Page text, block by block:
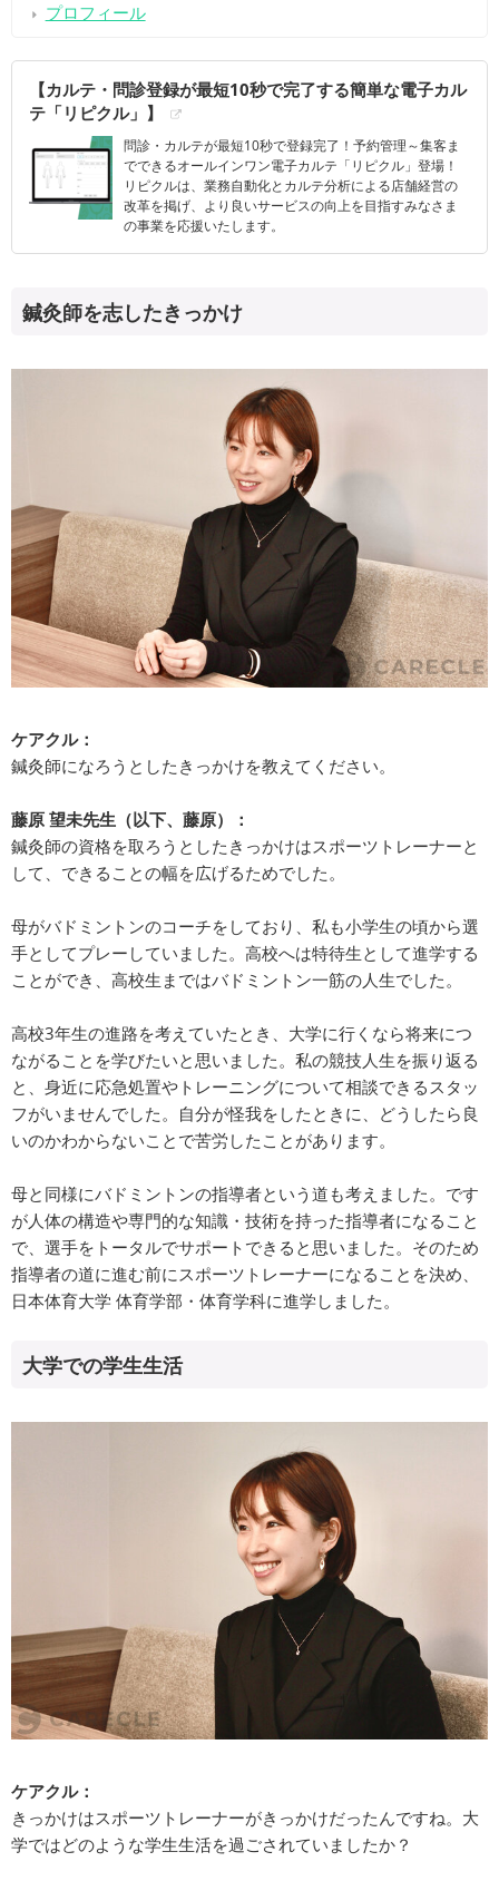
プロフィール
【カルテ・問診登録が最短10秒で完了する簡単な電子カル
テ「リピクル」】
問診・カルテが最短10秒で登録完了！予約管理～集客ま
でできるオールインワン電子カルテ「リピクル」登場！
リピクルは、業務自動化とカルテ分析による店舗経営の
改革を掲げ、より良いサービスの向上を目指すみなさま
の事業を応援いたします。
鍼灸師を志したきっかけ
ケアクル：
鍼灸師になろうとしたきっかけを教えてください。
藤原 望未先生（以下、藤原）：
鍼灸師の資格を取ろうとしたきっかけはスポーツトレーナーと
して、できることの幅を広げるためでした。
母がバドミントンのコーチをしており、私も小学生の頃から選
手としてプレーしていました。高校へは特待生として進学する
ことができ、高校生まではバドミントン一筋の人生でした。
高校3年生の進路を考えていたとき、大学に行くなら将来につ
ながることを学びたいと思いました。私の競技人生を振り返る
と、身近に応急処置やトレーニングについて相談できるスタッ
フがいませんでした。自分が怪我をしたときに、どうしたら良
いのかわからないことで苦労したことがあります。
母と同様にバドミントンの指導者という道も考えました。です
が人体の構造や専門的な知識・技術を持った指導者になること
で、選手をトータルでサポートできると思いました。そのため
指導者の道に進む前にスポーツトレーナーになることを決め、
日本体育大学 体育学部・体育学科に進学しました。
大学での学生生活
ケアクル：
きっかけはスポーツトレーナーがきっかけだったんですね。大
学ではどのような学生生活を過ごされていましたか？